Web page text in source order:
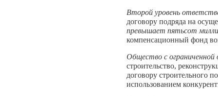
Второй уровень
договору подряда на
превышает пятьсот
компенсационный фонд
Общество с
строительство,
договору строительного
использованием